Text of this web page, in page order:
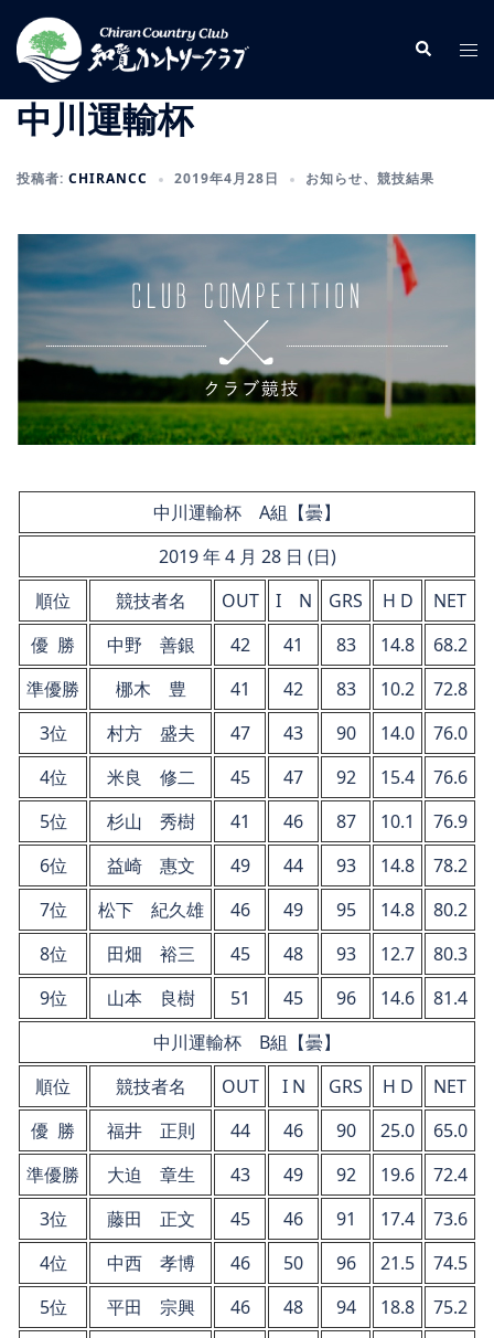
ン
検
索
ト
ル
中川運輸杯
投稿者: CHIRANCC 2019年4月28日 お知らせ、 競技結果
中川運輸杯 A組【曇】
2019 年 4 月 28 日 (日)
順位
競技者名 OUT I N GRS H D
NET
優 勝
中野 善銀 42 41 83 14.8
68.2
準優勝
梛木 豊 41 42 83 10.2
72.8
3位
村方 盛夫 47 43 90 14.0
76.0
4位
米良 修二 45 47 92 15.4
76.6
5位
杉山 秀樹 41 46 87 10.1
76.9
6位
益崎 惠文 49 44 93 14.8
78.2
7位
松下 紀久雄 46 49 95 14.8
80.2
8位
田畑 裕三 45 48 93 12.7
80.3
9位
山本 良樹 51 45 96 14.6
81.4
中川運輸杯 B組【曇】
順位
競技者名 OUT I N GRS H D
NET
優 勝
福井 正則 44 46 90 25.0
65.0
準優勝
大迫 章生 43 49 92 19.6
72.4
3位
藤田 正文 45 46 91 17.4
73.6
4位
中西 孝博 46 50 96 21.5
74.5
5位
平田 宗興 46 48 94 18.8
75.2